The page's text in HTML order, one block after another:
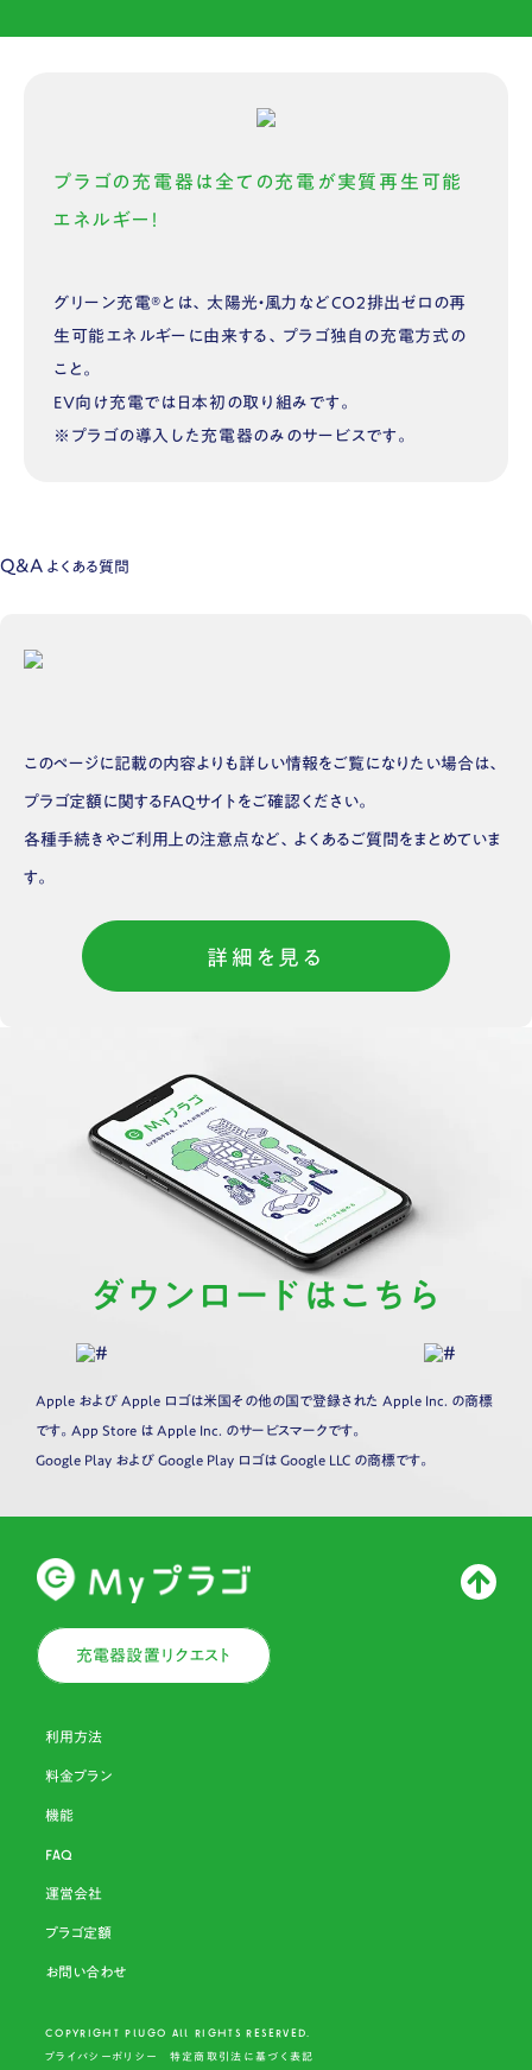
プラゴの充電器は全ての充電が実質再生可能
エネルギー！
グリーン充電®︎とは、太陽光・風力などCO2排出ゼロの再
生可能エネルギーに由来する、プラゴ独自の充電方式の
こと。
EV向け充電では日本初の取り組みです。
※プラゴの導入した充電器のみのサービスです。
Q&A よくある質問
このページに記載の内容よりも詳しい情報をご覧になりたい場合は、
プラゴ定額に関するFAQサイトをご確認ください。
各種手続きやご利用上の注意点など、よくあるご質問をまとめていま
す。
詳細を見る
ダウンロードはこちら
Apple および Apple ロゴは米国その他の国で登録された Apple Inc. の商標
です。App Store は Apple Inc. のサービスマークです。
Google Play および Google Play ロゴは Google LLC の商標です。
充電器設置リクエスト
利用方法
料金プラン
機能
FAQ
運営会社
プラゴ定額
お問い合わせ
COPYRIGHT PLU GO ALL RIGHTS RESERVED.
プライバシーポリシー 特定商取引法に基づく表記